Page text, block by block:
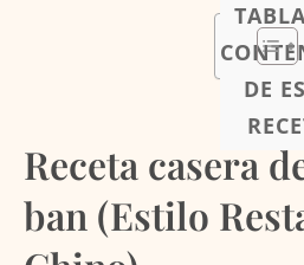
DE
Receta casera
ban (Estilo